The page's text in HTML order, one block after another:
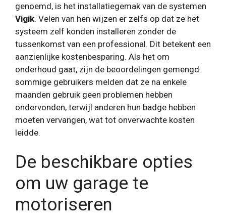
genoemd, is het installatiegemak van de systemen
Vigik. Velen van hen wijzen er zelfs op dat ze het
systeem zelf konden installeren zonder de
tussenkomst van een professional. Dit betekent een
aanzienlijke kostenbesparing. Als het om
onderhoud gaat, zijn de beoordelingen gemengd:
sommige gebruikers melden dat ze na enkele
maanden gebruik geen problemen hebben
ondervonden, terwijl anderen hun badge hebben
moeten vervangen, wat tot onverwachte kosten
leidde.
De beschikbare opties
om uw garage te
motoriseren